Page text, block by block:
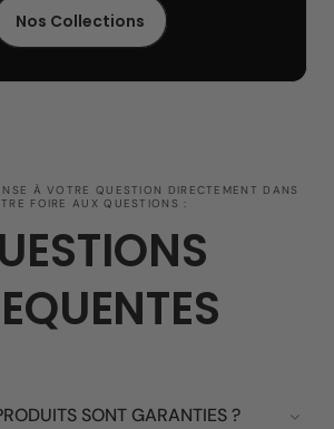
Nos Collections
À VOTRE QUESTION DIRECTEMENT DANS
FOIRE AUX QUESTIONS :
SONT GARANTIES ?